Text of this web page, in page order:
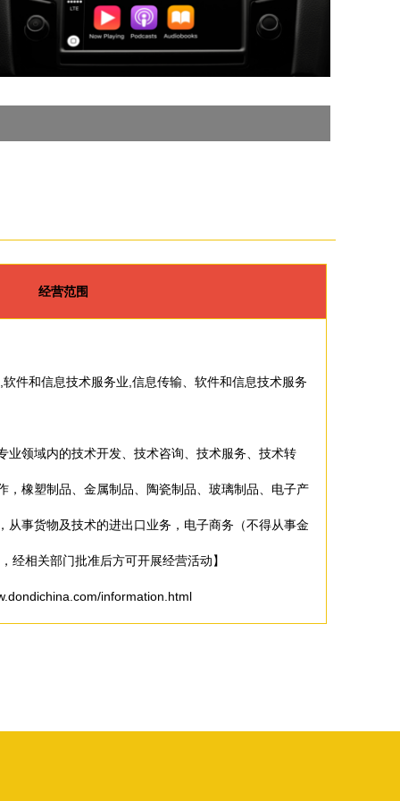
经营范围
件和信息技术服务业,信息传输、软件和信息技术服务
业领域内的技术开发、技术咨询、技术服务、技术转
，橡塑制品、金属制品、陶瓷制品、玻璃制品、电子产
从事货物及技术的进出口业务，电子商务（不得从事金
经相关部门批准后方可开展经营活动】
information.html